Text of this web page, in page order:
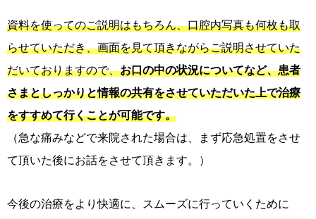
資料を使ってのご説明はもちろん、口腔内写真も何枚も取
らせていただき、画面を見て頂きながらご説明させていた
だいておりますので、お口の中の状況についてなど、患者
さまとしっかりと情報の共有をさせていただいた上で治療
をすすめて行くことが可能です。
（急な痛みなどで来院された場合は、まず応急処置をさせ
て頂いた後にお話をさせて頂きます。）
今後の治療をより快適に、スムーズに行っていくために